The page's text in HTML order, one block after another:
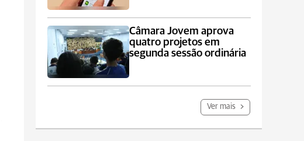
Câmara Jovem aprova
quatro projetos em
segunda sessão ordinária
Ver mais